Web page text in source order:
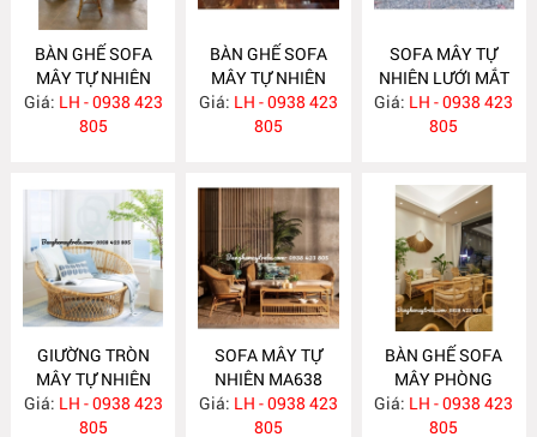
BÀN GHẾ SOFA
MÂY TỰ NHIÊN
MA663
Giá: LH - 0938 423
805
BÀN GHẾ SOFA
MÂY TỰ NHIÊN
MA657
Giá: LH - 0938 423
805
SOFA MÂY TỰ
NHIÊN LƯỚI MẮT
CÁO MA656
Giá: LH - 0938 423
805
GIƯỜNG TRÒN
MÂY TỰ NHIÊN
MA652
Giá: LH - 0938 423
805
SOFA MÂY TỰ
NHIÊN MA638
Giá: LH - 0938 423
805
BÀN GHẾ SOFA
MÂY PHÒNG
KHÁCH HIỆN ĐẠI
MA637
Giá: LH - 0938 423
805